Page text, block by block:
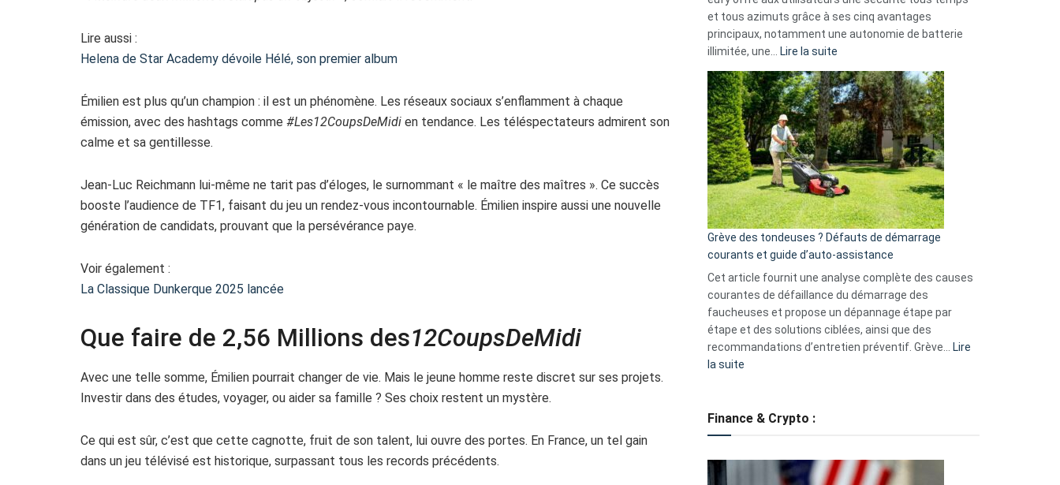
Lire aussi :
Helena de Star Academy dévoile Hélé, son premier album
Émilien est plus qu’un champion : il est un phénomène. Les réseaux sociaux s’enflamment à chaque
émission, avec des hashtags comme #Les12CoupsDeMidi en tendance. Les téléspectateurs admirent son
calme et sa gentillesse.
Jean-Luc Reichmann lui-même ne tarit pas d’éloges, le surnommant « le maître des maîtres ». Ce succès
booste l’audience de TF1, faisant du jeu un rendez-vous incontournable. Émilien inspire aussi une nouvelle
génération de candidats, prouvant que la persévérance paye.
Voir également :
La Classique Dunkerque 2025 lancée
Que faire de 2,56 Millions des12CoupsDeMidi
Avec une telle somme, Émilien pourrait changer de vie. Mais le jeune homme reste discret sur ses projets.
Investir dans des études, voyager, ou aider sa famille ? Ses choix restent un mystère.
Ce qui est sûr, c’est que cette cagnotte, fruit de son talent, lui ouvre des portes. En France, un tel gain
dans un jeu télévisé est historique, surpassant tous les records précédents.
menace
Facebook,
Telegram
GitHub
et tous azimuts grâce à ses cinq avantages
principaux, notamment une autonomie de batterie
illimitée, une…
Lire la suite
choisir
une
caméra
de
surveillance
?
5
avantages
essentiels
de
la
S330
eufy
Grève des tondeuses ? Défauts de démarrage
courants et guide d’auto-assistance
Cet article fournit une analyse complète des causes
courantes de défaillance du démarrage des
faucheuses et propose un dépannage étape par
étape et des solutions ciblées, ainsi que des
recommandations d’entretien préventif. Grève…
Lire
la suite
tondeuses
Finance & Crypto :